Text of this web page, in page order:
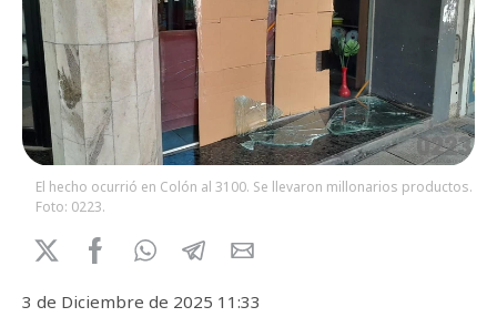
El hecho ocurrió en Colón al 3100. Se llevaron millonarios productos.
Foto: 0223.
3 de Diciembre de 2025 11:33